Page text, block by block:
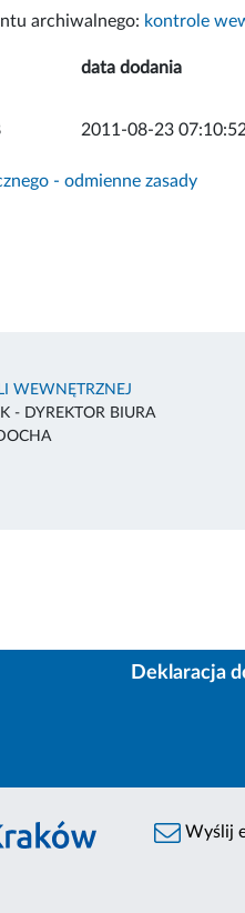
archiwalnego: kontrole
data dodania
2011-08-23
- odmienne zasady
WEWNĘTRZNEJ
- DYREKTOR BIURA
Deklaracja
Wyślij